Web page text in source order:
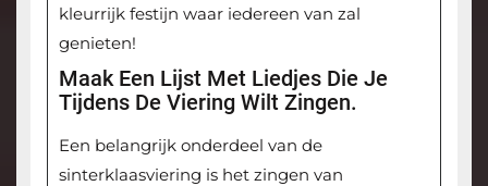
kleurrijk festijn waar iedereen van zal
genieten!
Maak Een Lijst Met Liedjes Die Je
Tijdens De Viering Wilt Zingen.
Een belangrijk onderdeel van de
sinterklaasviering is het zingen van